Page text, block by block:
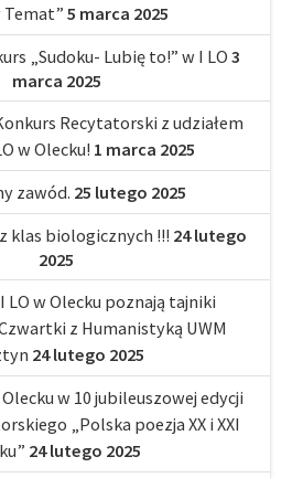
Temat”5 marca 2025
„Sudoku- Lubię to!” w I LO 3
marca 2025
Recytatorski z udziałem
w Olecku! 1 marca 2025
zawód. 25 lutego 2025
klas biologicznych !!! 24 lutego
2025
LO w Olecku poznają tajniki
z Humanistyką UWM
24 lutego 2025
w 10 jubileuszowej edycji
„Polska poezja XX i XXI
24 lutego 2025